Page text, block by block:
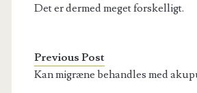
Det er dermed meget forskelligt.
Previous Post
Kan migræne behandles med